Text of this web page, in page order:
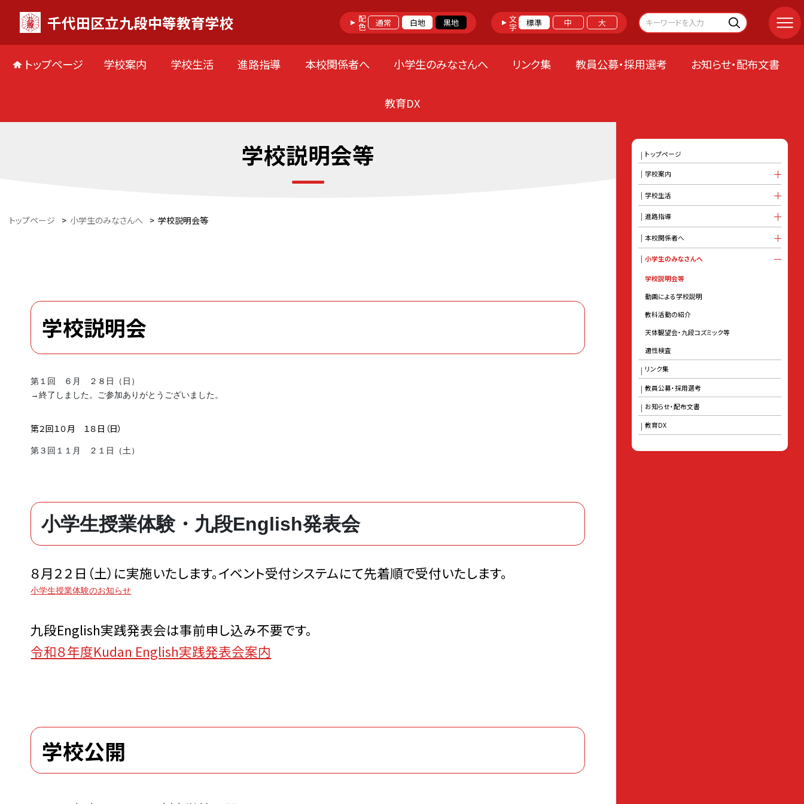
千代田区立九段中等教育学校 配色 通常 白地 黒地 文字 標準 中 大
トップページ 学校案内 学校生活 進路指導 本校関係者へ 小学生のみなさんへ リンク集 教員公募・採用選考 お知らせ・配布文書
教育DX
学校説明会等
トップページ > 小学生のみなさんへ > 学校説明会等
学校説明会
第１回 ６月 ２８日（日）
→終了しました。ご参加ありがとうございました。
第２回１０月 １８日（日）
第３回１１月 ２１日（土）
小学生授業体験・九段English発表会
８月２２日（土）に実施いたします。イベント受付システムにて先着順で受付いたします。
小学生授業体験のお知らせ
九段English実践発表会は事前申し込み不要です。
令和８年度Kudan English実践発表会案内
学校公開
トップページ
学校案内
学校生活
進路指導
本校関係者へ
小学生のみなさんへ
学校説明会等
動画による学校説明
教科活動の紹介
天体観望会・九段コズミック等
適性検査
リンク集
教員公募・採用選考
お知らせ・配布文書
教育DX